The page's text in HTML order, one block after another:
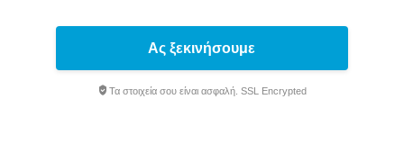
Ας ξεκινήσουμε
Τα στοιχεία σου είναι ασφαλή. SSL Encrypted